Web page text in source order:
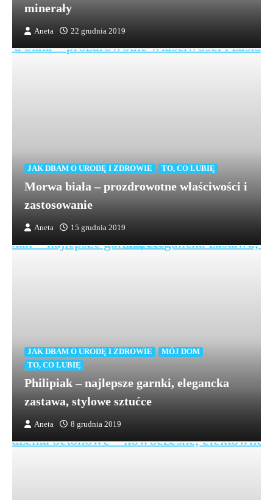
minerały
Aneta 22 grudnia 2019
JAK DBAM O URODĘ I ZDROWIE TO, CO LUBIĘ
Morwa biała – prozdrowotne właściwości i
zastosowanie
Aneta 15 grudnia 2019
JAK DBAM O URODĘ I ZDROWIE
MÓJ DOM
TO, CO LUBIĘ
Philipiak – najlepsze garnki, elegancka
zastawa, stylowe sztućce
Aneta 8 grudnia 2019